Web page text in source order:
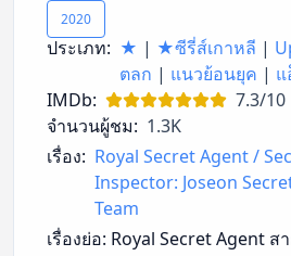
2020
ประเภท: ★ | ★ซีรี่ส์เกาหลี |
ตลก | แนวย้อนยุค |
IMDb:
7.3/10
จำนวนผู้ชม: 1.3K
เรื่อง: Royal Secret Agent /
Inspector: Joseon
Team
เรื่องย่อ: Royal Secret Agent